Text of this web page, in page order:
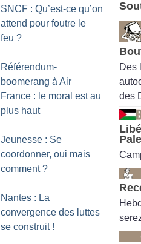
SNCF : Qu’est-ce qu’on
attend pour foutre le
feu ?
Référendum-
boomerang à Air
France : le moral est au
plus haut
Jeunesse : Se
coordonner, oui mais
comment ?
Nantes : La
convergence des luttes
se construit !
Des
des